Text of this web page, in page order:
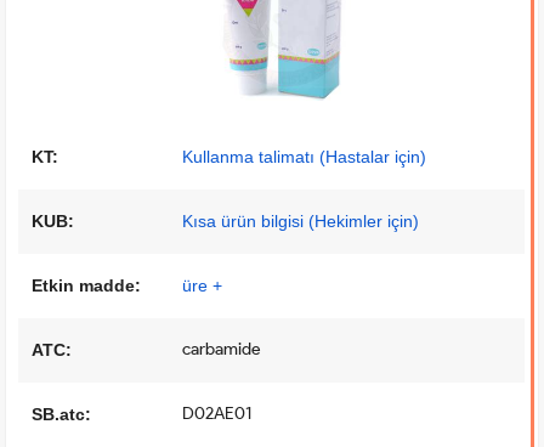
KT: Kullanma talimatı (Hastalar için)
KUB: Kısa ürün bilgisi (Hekimler için)
Etkin madde: üre +
ATC: carbamide
SB.atc: D02AE01